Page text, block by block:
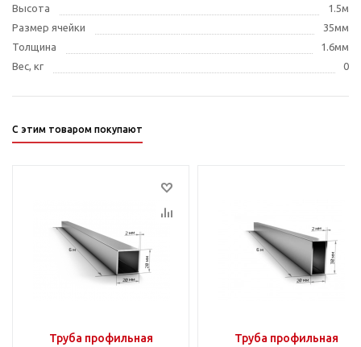
Высота
1.5м
Размер ячейки
35мм
Толщина
1.6мм
Вес, кг
0
С этим товаром покупают
Труба профильная
Труба профильная